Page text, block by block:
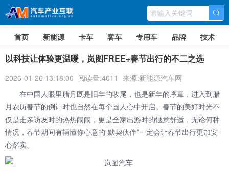
首页 新能源 卡车 客车 专用车 品牌 技术
以科技让体验更温暖，岚图FREE+春节出行的不二之选
2026-01-26 13:18:00 阅读量:4011
来源:新能源汽车网
在中国人眼里腊月既是旧年的收尾，也是新年的序章，进入到腊
月农历春节的倒计时也自然在每个国人心中开启。春节的美好时光不
仅是走亲访友时的热热闹闹，更是全家出游时的惬意舒适，无论何种
情况，春节期间有辆懂你心意的“默契伙伴”一定会让春节出行更加安
心踏实。